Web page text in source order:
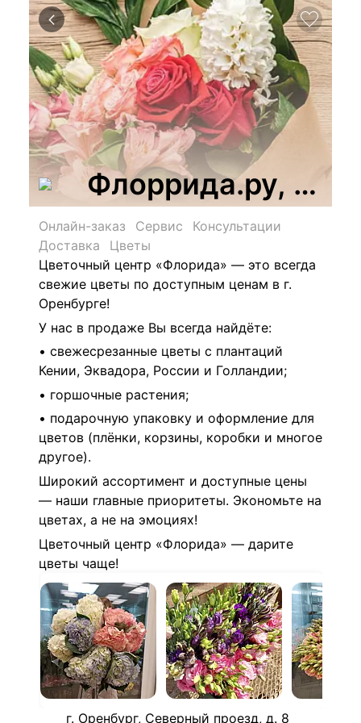
Флоррида.ру,
Онлайн-заказ Сервис
Консультации
Доставка
Цветы
Цветочный центр «Флорида» — это всегда
свежие цветы по доступным ценам в г.
Оренбурге!
У нас в продаже Вы всегда найдёте:
• свежесрезанные цветы с плантаций
Кении, Эквадора, России и Голландии;
• горшочные растения;
• подарочную упаковку и оформление для
цветов (плёнки, корзины, коробки и многое
другое).
Широкий ассортимент и доступные цены
— наши главные приоритеты. Экономьте на
цветах, а не на эмоциях!
Цветочный центр «Флорида» — дарите
цветы чаще!
г. Оренбург, Северный проезд, д. 8